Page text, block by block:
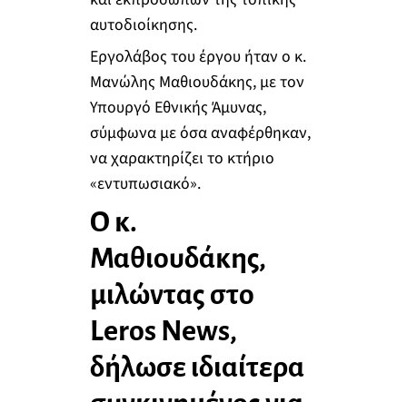
αυτοδιοίκησης.
Εργολάβος του έργου ήταν ο κ.
Μανώλης Μαθιουδάκης, με τον
Υπουργό Εθνικής Άμυνας,
σύμφωνα με όσα αναφέρθηκαν,
να χαρακτηρίζει το κτήριο
«εντυπωσιακό».
Ο κ.
Μαθιουδάκης,
μιλώντας στο
Leros News,
δήλωσε ιδιαίτερα